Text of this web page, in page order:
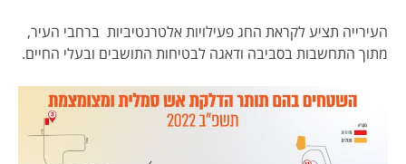
העירייה תציע לקראת החג פעילויות אלטרנטיביות ברחבי העיר,
מתוך התחשבות בסביבה ודאגה לבטיחות התושבים ובעלי החיים.